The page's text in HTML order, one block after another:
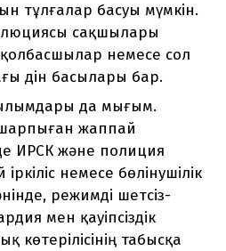
тұлғалар басуы мүмкін.
сақшылары
немесе сол
дін басылары бар.
да мығым.
жаппай
ИРСК және полиция
немесе бөлінушілік
режимді шетсіз-
мен қауіпсіздік
көтерілісінің табысқа